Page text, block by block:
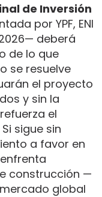
de Inversión
por YPF, ENI
deberá
de lo que
se resuelve
el proyecto
y sin la
el
sigue sin
a favor en
construcción —
global